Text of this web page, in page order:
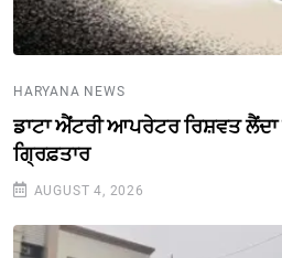
HARYANA NEWS
ਡਾਟਾ ਐਂਟਰੀ ਆਪਰੇਟਰ ਰਿਸ਼ਵਤ ਲੈਂਦਾ
ਗ੍ਰਿਫ਼ਤਾਰ
AUGUST 4, 2026